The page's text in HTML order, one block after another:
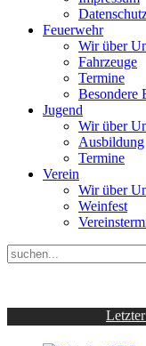
Feuerwehr
Wir über
Fahrzeuge
Termine
Besondere
Jugend
Wir über
Ausbildung
Termine
Verein
Wir über
Weinfest
Letzter